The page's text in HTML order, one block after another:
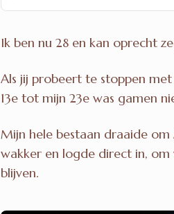
Ik ben nu 28 en kan oprecht
Als jij probeert te stoppen
13e tot mijn 23e was gamen
Mijn hele bestaan draaide
wakker en logde direct in,
blijven.